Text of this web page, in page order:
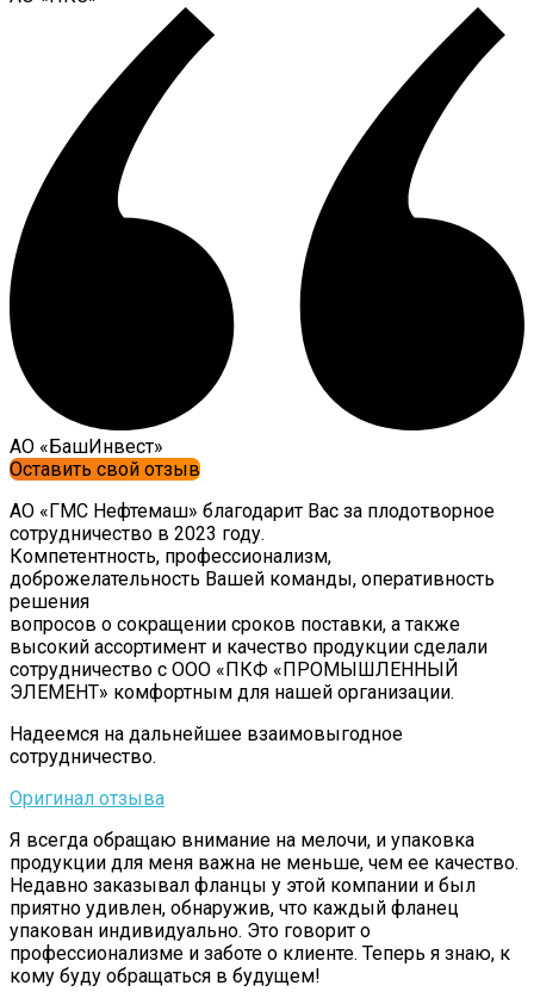
AО «БашИнвест»
Оставить свой отзыв
АО «ГМС Нефтемаш» благодарит Вас за плодотворное
сотрудничество в 2023 году.
Компетентность, профессионализм,
доброжелательность Вашей команды, оперативность
решения
вопросов о сокращении сроков поставки, а также
высокий ассортимент и качество продукции сделали
сотрудничество с ООО «ПКФ «ПРОМЫШЛЕННЫЙ
ЭЛЕМЕНТ» комфортным для нашей организации.
Надеемся на дальнейшее взаимовыгодное
сотрудничество.
Оригинал отзыва
Я всегда обращаю внимание на мелочи, и упаковка
продукции для меня важна не меньше, чем ее качество.
Недавно заказывал фланцы у этой компании и был
приятно удивлен, обнаружив, что каждый фланец
упакован индивидуально. Это говорит о
профессионализме и заботе о клиенте. Теперь я знаю, к
кому буду обращаться в будущем!